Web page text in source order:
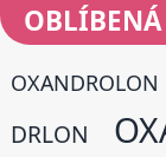
OBLÍBENÁ
OXANDROLON
DRLON